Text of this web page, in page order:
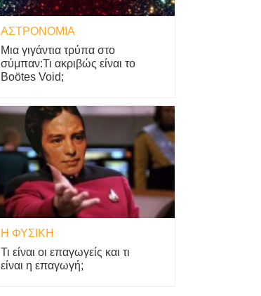
ΑΣΤΡΟΝΟΜΊΑ
Μια γιγάντια τρύπα στο
σύμπαν:Τι ακριβώς είναι το
Boötes Void;
Η ΦΥΣΙΚΗ
Τι είναι οι επαγωγείς και τι
είναι η επαγωγή;